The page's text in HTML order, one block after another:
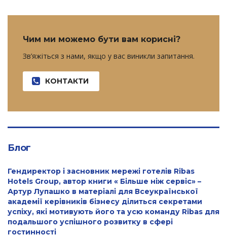
Чим ми можемо бути вам корисні?
Зв’яжіться з нами, якщо у вас виникли запитання.
КОНТАКТИ
Блог
Гендиректор і засновник мережі готелів Ribas
Hotels Group, автор книги « Більше ніж сервіс» –
Артур Лупашко в матеріалі для Всеукраїнської
академії керівників бізнесу ділиться секретами
успіху, які мотивують його та усю команду Ribas для
подальшого успішного розвитку в сфері
гостинності